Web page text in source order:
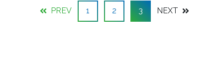
PREV 1 2 3 NEXT